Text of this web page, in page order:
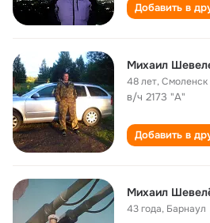
Добавить в
Михаил
48 лет,Смоленск
в/ч 2173 "А"
Добавить в
Михаил
43 года, Барнаул